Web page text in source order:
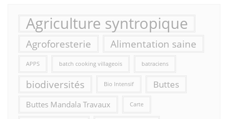
Agriculture syntropique
Agroforesterie Alimentation saine
APPS batch cooking villageois batraciens
biodiversités Bio Intensif Buttes
Buttes Mandala Travaux Carte